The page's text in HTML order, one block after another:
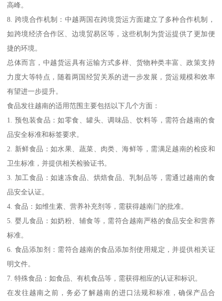
高峰。
8. 跨境合作机制：中越两国在跨境货运方面建立了多种合作机制，
如跨境经济合作区、边境贸易区等，这些机制为货运提供了更加便
捷的环境。
总体而言，中越货运具有运输方式多样、货物种类丰富、政策支持
力度大等特点，随着两国经贸关系的进一步发展，货运规模和效率
有望进一步提升。
食品发往越南的适用范围主要包括以下几个方面：
1. 预包装食品：如零食、罐头、调味品、饮料等，需符合越南的食
品安全标准和标签要求。
2. 新鲜食品：如水果、蔬菜、肉类、海鲜等，需满足越南的检疫和
卫生标准，并提供相关检验证书。
3. 加工食品：如速冻食品、烘焙食品、乳制品等，需通过越南的食
品安全认证。
4. 食品：如维生素、营养补充剂等，需获得越南门的批准。
5. 婴儿食品：如奶粉、辅食等，需符合越南严格的食品安全和营养
标准。
6. 食品添加剂：需符合越南的食品添加剂使用规定，并提供相关证
明文件。
7. 特殊食品：如食品、有机食品等，需获得相应的认证和标识。
在发往越南之前，务必了解越南的进口法规和标准，确保产品合